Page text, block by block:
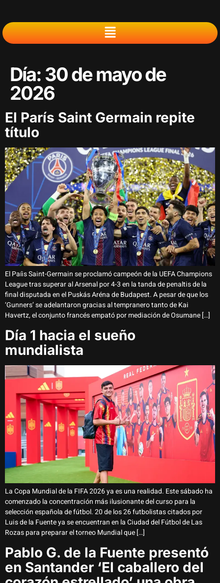
Día:30 de mayo de
2026
El París Saint Germain repite
título
El Paíis Saint-Germain se proclamó campeón de la UEFA Champions
League tras superar al Arsenal por 4-3 en la tanda de penaltis de la
final disputada en el Puskás Aréna de Budapest. A pesar de que los
‘Gunners’ se adelantaron gracias al tempranero tanto de Kai
Havertz, el conjunto francés empató por mediación de Osumane […]
Día 1 hacia el sueño
mundialista
La Copa Mundial de la FIFA 2026 ya es una realidad. Este sábado ha
comenzado la concentración más ilusionante del curso para la
selección española de fútbol. 20 de los 26 futbolistas citados por
Luis de la Fuente ya se encuentran en la Ciudad del Fútbol de Las
Rozas para preparar el torneo Mundial que […]
Pablo G. de la Fuente presentó
en Santander ‘El caballero del